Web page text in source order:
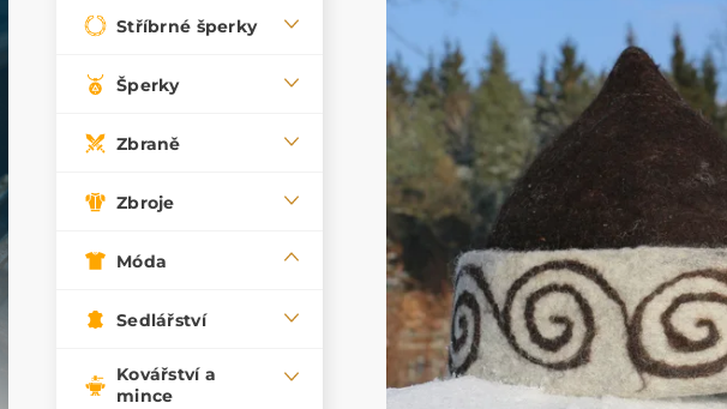
Stříbrné šperky
Šperky
Zbraně
Zbroje
Móda
Sedlářství
Kovářství a
mince